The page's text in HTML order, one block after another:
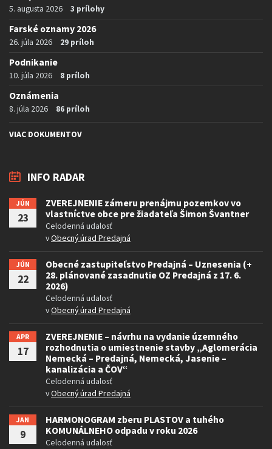
5. augusta 2026 3 prílohy
Farské oznamy 2026
26. júla 2026 29 príloh
Podnikanie
10. júla 2026 8 príloh
Oznámenia
8. júla 2026 86 príloh
VIAC DOKUMENTOV
INFO RADAR
JÚN
23
ZVEREJNENIE zámeru prenájmu pozemkov vo
vlastníctve obce pre žiadateľa Šimon Švantner
Celodenná udalosť
vObecný úrad Predajná
JÚN
22
Obecné zastupiteľstvo Predajná – Uznesenia (+
28. plánované zasadnutie OZ Predajná z 17. 6.
2026)
Celodenná udalosť
vObecný úrad Predajná
APR
17
ZVEREJNENIE – návrhu na vydanie územného
rozhodnutia o umiestnenie stavby „Aglomerácia
Nemecká – Predajná, Nemecká, Jasenie –
kanalizácia a ČOV“
Celodenná udalosť
vObecný úrad Predajná
JAN
9
HARMONOGRAM zberu PLASTOV a tuhého
KOMUNÁLNEHO odpadu v roku 2026
Celodenná udalosť